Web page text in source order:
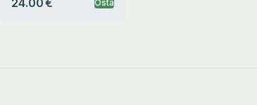
24.00 € Osta